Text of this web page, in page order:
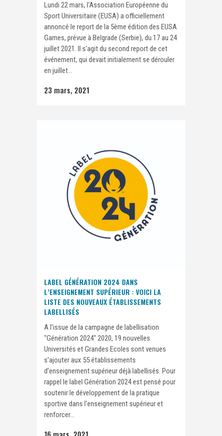
Lundi 22 mars, l'Association Européenne du
Sport Universitaire (EUSA) a officiellement
annoncé le report de la 5ème édition des EUSA
Games, prévue à Belgrade (Serbie), du 17 au 24
juillet 2021. Il s'agit du second report de cet
événement, qui devait initialement se dérouler
en juillet...
23 mars, 2021
LABEL GÉNÉRATION 2024 DANS
L’ENSEIGNEMENT SUPÉRIEUR : VOICI LA
LISTE DES NOUVEAUX ÉTABLISSEMENTS
LABELLISÉS
A l'issue de la campagne de labellisation
"Génération 2024" 2020, 19 nouvelles
Universités et Grandes Ecoles sont venues
s’ajouter aux 55 établissements
d’enseignement supérieur déjà labellisés. Pour
rappel le label Génération 2024 est pensé pour
soutenir le développement de la pratique
sportive dans l'enseignement supérieur et
renforcer...